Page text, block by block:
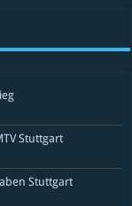
Stuttgart
Stuttgart